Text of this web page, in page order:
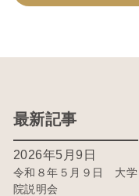
最新記事
2026年5月9日
令和８年５月９日 大学
院説明会